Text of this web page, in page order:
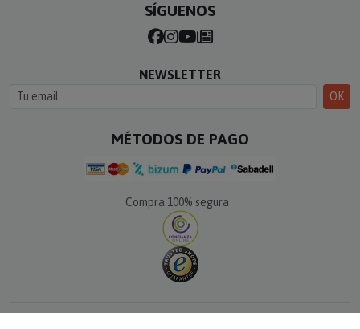
SÍGUENOS
NEWSLETTER
OK
MÉTODOS DE PAGO
Compra 100% segura